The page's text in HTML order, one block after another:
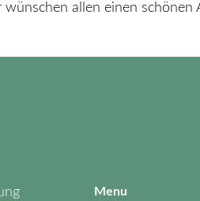
allen einen schönen
Menu